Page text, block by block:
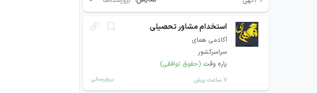
استخدام مشاور تحصیلی
آکادمی همای
سراسرکشور
پاره وقت (حقوق توافقی)
۷ ساعت پیش بروزرسانی